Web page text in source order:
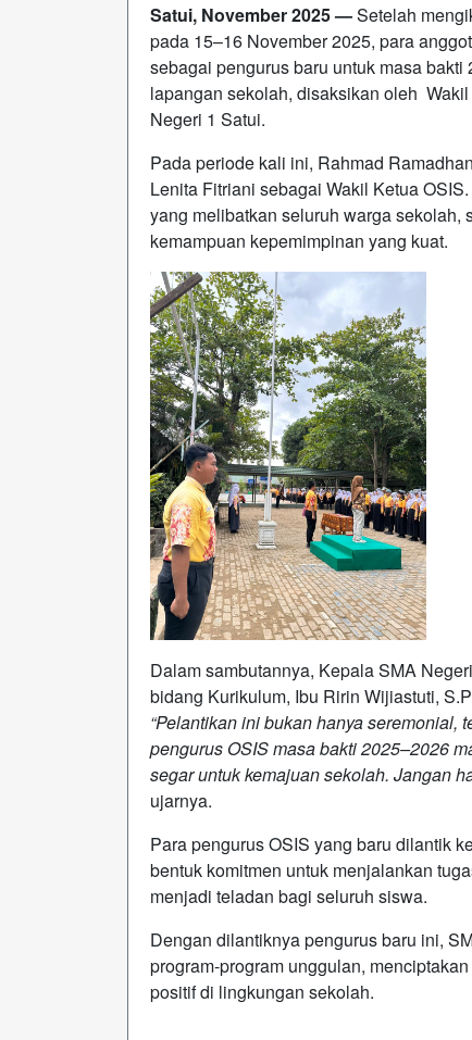
Satui, November 2025 —Setelah
pada 15–16 November 2025, para
sebagai pengurus baru untuk masa
lapangan sekolah, disaksikan oleh
Negeri 1 Satui.
Pada periode kali ini, Rahmad
Lenita Fitriani sebagai Wakil Ketua
yang melibatkan seluruh warga
kemampuan kepemimpinan yang kuat.
Dalam sambutannya, Kepala SMA
bidang Kurikulum, Ibu Ririn Wijiastuti,
“Pelantikan ini bukan hanya seremonial,
pengurus OSIS masa bakti 2025–2026
segar untuk kemajuan sekolah. Jangan
ujarnya.
Para pengurus OSIS yang baru dilantik
bentuk komitmen untuk menjalankan
menjadi teladan bagi seluruh siswa.
Dengan dilantiknya pengurus baru ini,
program-program unggulan,
positif di lingkungan sekolah.